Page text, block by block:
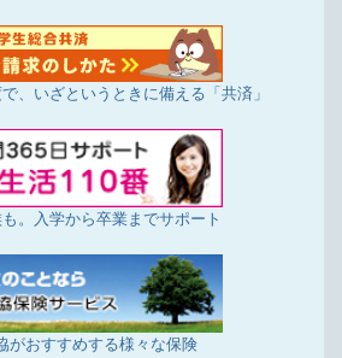
、いざというときに備える「共済」
。入学から卒業までサポート
がおすすめする様々な保険